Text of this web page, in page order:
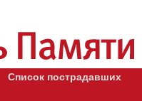
Список пострадавших